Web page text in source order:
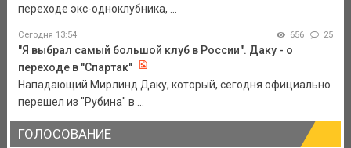
переходе экс-одноклубника, ...
Сегодня 13:54 656 25
"Я выбрал самый большой клуб в России". Даку - о
переходе в "Спартак"
Нападающий Мирлинд Даку, который, сегодня официально
перешел из "Рубина" в ...
ГОЛОСОВАНИЕ